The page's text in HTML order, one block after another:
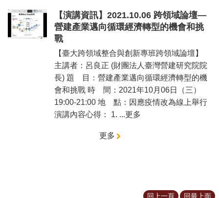
【演講資訊】2021.10.06 跨領域論壇—
營建產業邁向循環經濟轉型的機會和挑
戰
【臺大跨領域整合與創新專班跨領域論壇】
主講者：呂良正 (財團法人臺灣營建研究院院
長) 題 目：營建產業邁向循環經濟轉型的機
會和挑戰 時 間：2021年10月06日（三）
19:00-21:00 地 點：因應疫情改為線上舉行
演講內容心得： 1. ...更多
更多
回上一頁 回最上面